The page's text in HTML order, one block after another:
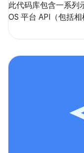
此代码库包含一系列
OS 平台 API（包括相